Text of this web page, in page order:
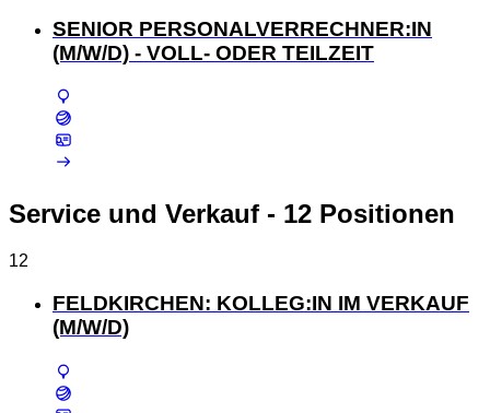
SENIOR PERSONALVERRECHNER:IN
(M/W/D) - VOLL- ODER TEILZEIT
Service und Verkauf - 12 Positionen
12
FELDKIRCHEN: KOLLEG:IN IM VERKAUF
(M/W/D)